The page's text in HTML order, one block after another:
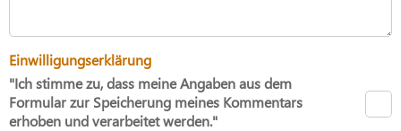
Einwilligungserklärung
"Ich stimme zu, dass meine Angaben aus dem
Formular zur Speicherung meines Kommentars
erhoben und verarbeitet werden."